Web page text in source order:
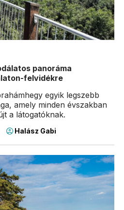
panoráma
felvidékre
egyik legszebb
amely minden évszakban
a látogatóknak.
Halász Gabi